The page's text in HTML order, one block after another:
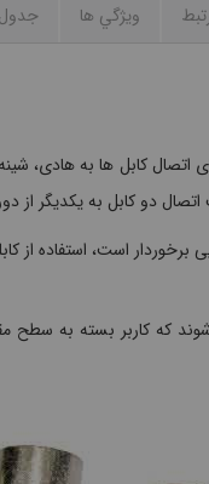
ويژگي ها جدول
کابل ها به هادی،
دو کابل به یکدیگر از
است، استفاده از
که کاربر بسته به سطح